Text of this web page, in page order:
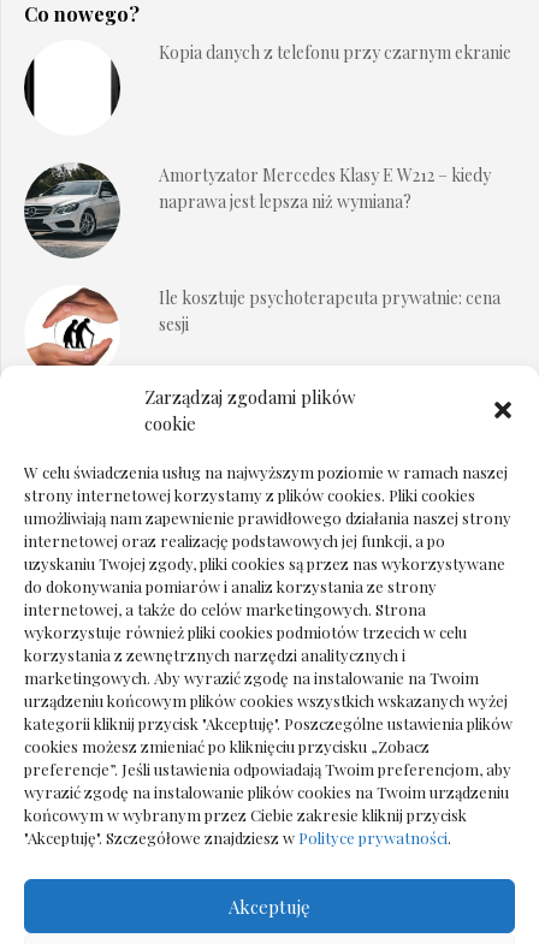
Zarządzaj zgodami plików
cookie
W celu świadczenia usług na najwyższym poziomie w ramach naszej
strony internetowej korzystamy z plików cookies. Pliki cookies
umożliwiają nam zapewnienie prawidłowego działania naszej strony
internetowej oraz realizację podstawowych jej funkcji, a po
uzyskaniu Twojej zgody, pliki cookies są przez nas wykorzystywane
do dokonywania pomiarów i analiz korzystania ze strony
internetowej, a także do celów marketingowych. Strona
wykorzystuje również pliki cookies podmiotów trzecich w celu
korzystania z zewnętrznych narzędzi analitycznych i
marketingowych. Aby wyrazić zgodę na instalowanie na Twoim
urządzeniu końcowym plików cookies wszystkich wskazanych wyżej
kategorii kliknij przycisk "Akceptuję". Poszczególne ustawienia plików
cookies możesz zmieniać po kliknięciu przycisku „Zobacz
preferencje”. Jeśli ustawienia odpowiadają Twoim preferencjom, aby
wyrazić zgodę na instalowanie plików cookies na Twoim urządzeniu
końcowym w wybranym przez Ciebie zakresie kliknij przycisk
"Akceptuję". Szczegółowe znajdziesz w Polityce prywatności.
Akceptuję
Co nowego?
Kopia danych z telefonu przy czarnym ekranie
Amortyzator Mercedes Klasy E W212 – kiedy
naprawa jest lepsza niż wymiana?
Ile kosztuje psychoterapeuta prywatnie: cena
sesji
Dokumenty do odbioru przy zmianie biura
Deska podłogowa do salonu: jak wybrać bez
pośpiechu